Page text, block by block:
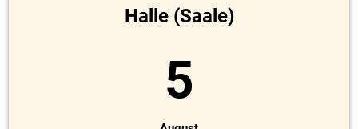
Halle (Saale)
5